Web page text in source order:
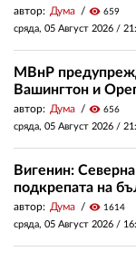
автор: Дума visibility 659
сряда, 05 Август 2026 /
МВнР
Вашингтон и
автор: Дума visibility 656
сряда, 05 Август 2026 /
Вигенин:
подкрепата на
автор: Дума visibility 1614
сряда, 05 Август 2026 /